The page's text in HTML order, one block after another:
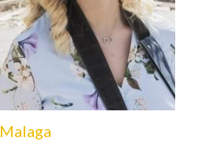
Malaga